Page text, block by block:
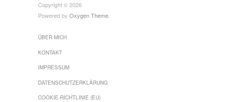
Copyright © 2026
Powered by Oxygen Theme.
ÜBER MICH
KONTAKT
IMPRESSUM
DATENSCHUTZ­ERKLÄRUNG
COOKIE-RICHTLINIE (EU)